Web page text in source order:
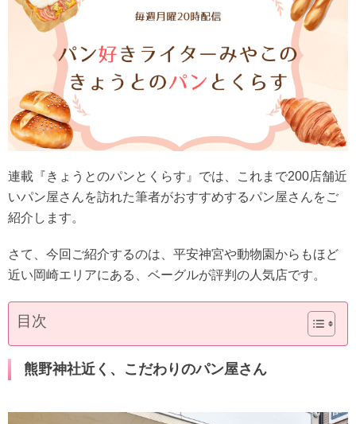
連載『きょうとのパンとくらす』では、これまで200店舗近
いパン屋さんを訪れた筆者がおすすめするパン屋さんをご
紹介します。
さて、今回ご紹介するのは、平安神宮や動物園からもほど
近い岡崎エリアにある、ベーグルが評判の人気店です。
目次
熊野神社近く、こだわりのパン屋さん